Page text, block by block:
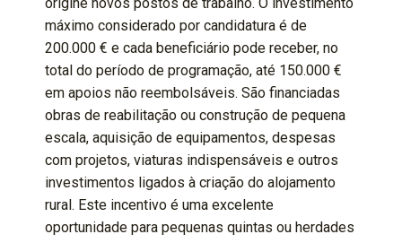
máximo considerado por candidatura é de
200.000 € e cada beneficiário pode receber, no
total do período de programação, até 150.000 €
em apoios não reembolsáveis. São financiadas
obras de reabilitação ou construção de pequena
escala, aquisição de equipamentos, despesas
com projetos, viaturas indispensáveis e outros
investimentos ligados à criação do alojamento
rural. Este incentivo é uma excelente
oportunidade para pequenas quintas ou herdades